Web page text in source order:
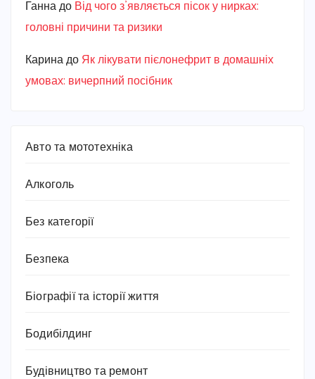
Ганна до Від чого з’являється пісок у нирках:
головні причини та ризики
Карина до Як лікувати пієлонефрит в домашніх
умовах: вичерпний посібник
Авто та мототехніка
Алкоголь
Без категорії
Безпека
Біографії та історії життя
Бодибілдинг
Будівництво та ремонт